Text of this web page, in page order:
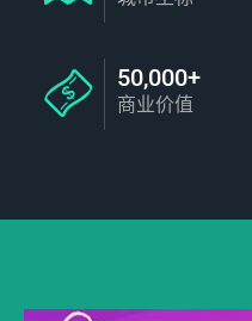
50,000+
商业价值